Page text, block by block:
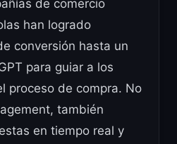
de comercio
han logrado
conversión hasta un
para guiar a los
proceso de compra. No
también
en tiempo real y